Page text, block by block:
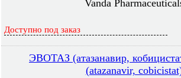
Vanda
Доступно под заказ
ЭВОТАЗ (атазанавир,
(atazanavir,